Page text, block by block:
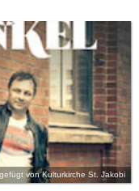
von Kulturkirche St. Jakobi